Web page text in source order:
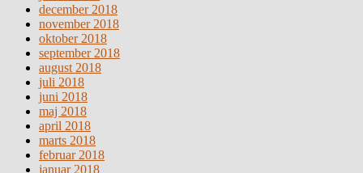
december 2018
november 2018
oktober 2018
september 2018
august 2018
juli 2018
juni 2018
maj 2018
april 2018
marts 2018
februar 2018
januar 2018